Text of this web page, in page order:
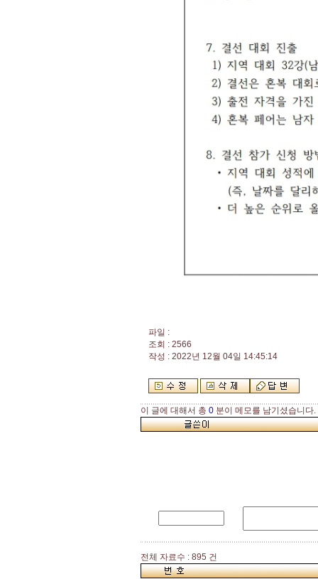
파일 :
조회 : 2566
작성 : 2022년 12월 04일 14:45:14
이 글에 대해서 총 0 분이 메모를 남기셨습니다.
전체 자료수 : 895 건